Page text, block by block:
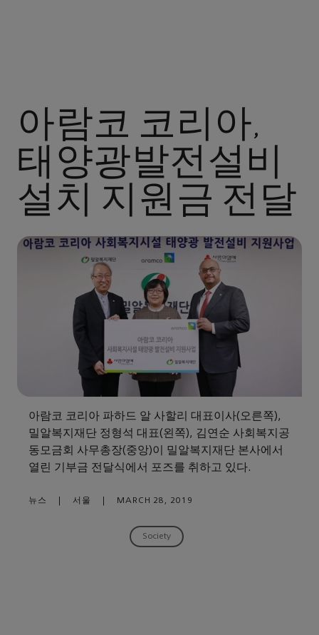
아람코 코리아,
태양광발전설비
설치 지원금 전달
아람코 코리아 파하드 알 사할리 대표이사(오른쪽),
밀알복지재단 정형석 대표(왼쪽), 김연순 사회복지공
동모금회 사무총장(중앙)이 밀알복지재단 본사에서
열린 기부금 전달식에서 포즈를 취하고 있다.
뉴스 서울 MARCH 28, 2019
Society